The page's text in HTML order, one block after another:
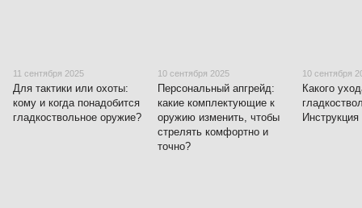
11 сентября 2025
Для тактики или охоты:
кому и когда понадобится
гладкоствольное оружие?
10 сентября 2025
Персональный апгрейд:
какие комплектующие к
оружию изменить, чтобы
стрелять комфортно и
точно?
10 сентября
Какого